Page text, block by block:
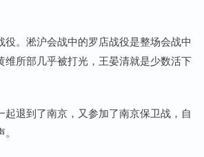
役。淞沪会战中的罗店战役是整场会战中
维所部几乎被打光，王晏清就是少数活下
起退到了南京，又参加了南京保卫战，自